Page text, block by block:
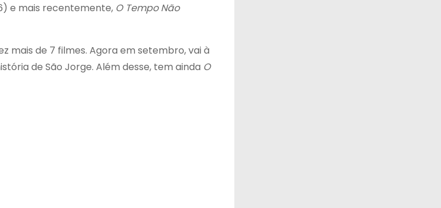
e mais recentemente, O Tempo Não
mais de 7 filmes. Agora em setembro, vai à
de São Jorge. Além desse, tem ainda O